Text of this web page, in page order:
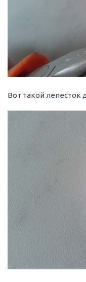
Вот такой лепесток